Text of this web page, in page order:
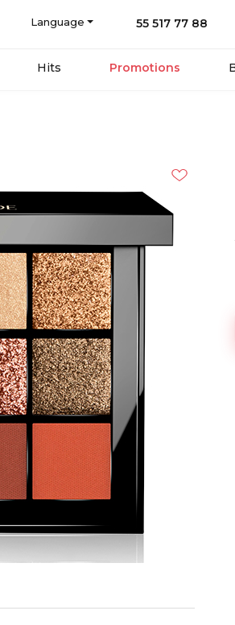
Language 55 517 77 88
Hits Promotions